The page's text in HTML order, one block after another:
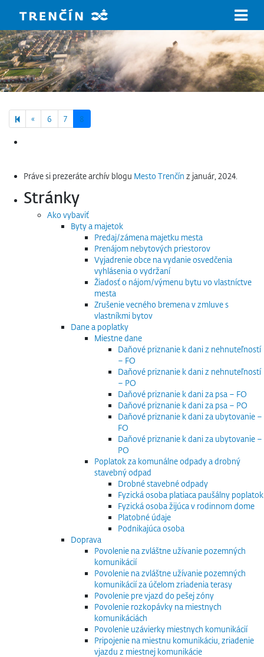
« Previous page
6 7 8
Práve si prezeráte archív blogu Mesto Trenčín z január, 2024.
Stránky
Ako vybaviť
Byty a majetok
Predaj/zámena majetku mesta
Prenájom nebytových priestorov
Vyjadrenie obce na vydanie osvedčenia
vyhlásenia o vydržaní
Žiadosť o nájom/výmenu bytu vo vlastníctve
mesta
Zrušenie vecného bremena v zmluve s
vlastníkmi bytov
Dane a poplatky
Miestne dane
Daňové priznanie k dani z nehnuteľností
– FO
Daňové priznanie k dani z nehnuteľností
– PO
Daňové priznanie k dani za psa – FO
Daňové priznanie k dani za psa – PO
Daňové priznanie k dani za ubytovanie –
FO
Daňové priznanie k dani za ubytovanie –
PO
Poplatok za komunálne odpady a drobný
stavebný odpad
Drobné stavebné odpady
Fyzická osoba platiaca paušálny poplatok
Fyzická osoba žijúca v rodinnom dome
Platobné údaje
Podnikajúca osoba
Doprava
Povolenie na zvláštne užívanie pozemných
komunikácií
Povolenie na zvláštne užívanie pozemných
komunikácií za účelom zriadenia terasy
Povolenie pre vjazd do pešej zóny
Povolenie rozkopávky na miestnych
komunikáciách
Povolenie uzávierky miestnych komunikácií
Pripojenie na miestnu komunikáciu, zriadenie
vjazdu z miestnej komunikácie